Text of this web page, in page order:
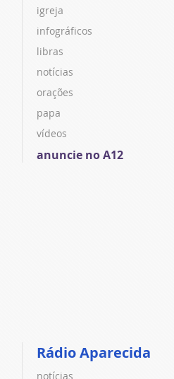
igreja
infográficos
libras
notícias
orações
papa
vídeos
anuncie no A12
Rádio Aparecida
notícias